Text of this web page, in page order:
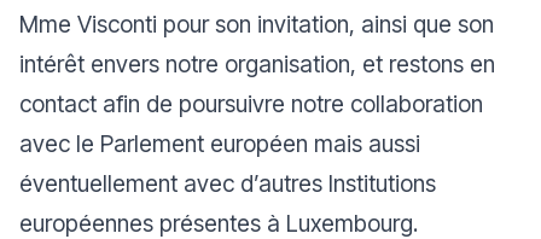
Mme Visconti pour son invitation, ainsi que son
intérêt envers notre organisation, et restons en
contact afin de poursuivre notre collaboration
avec le Parlement européen mais aussi
éventuellement avec d’autres Institutions
européennes présentes à Luxembourg.